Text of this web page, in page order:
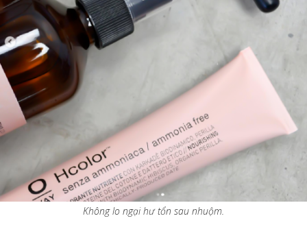
Không lo ngại hư tổn sau nhuộm.